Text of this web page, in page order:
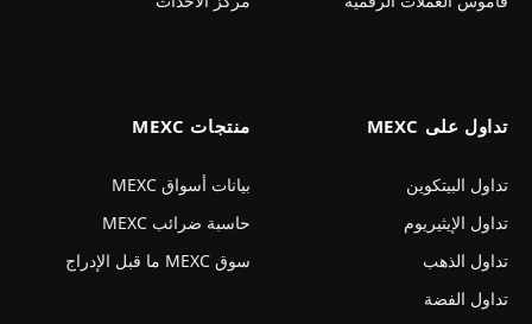
تداول على MEXC
تداول البيتكوين
تداول الإيثيريوم
تداول الذهب
تداول الفضة
منتجات MEXC
بيانات أسواق MEXC
حاسبة ضرائب MEXC
سوق MEXC ما قبل الإدراج